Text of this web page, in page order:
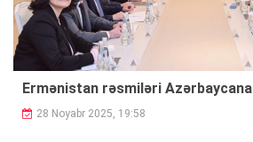
Ermənistan rəsmiləri Azərbaycana
28 Noyabr 2025, 19:58